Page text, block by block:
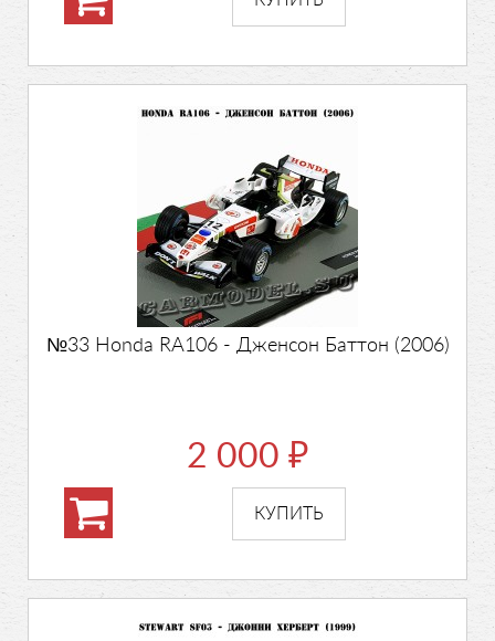
№33 Honda RA106 - Дженсон Баттон (2006)
2 000 ₽